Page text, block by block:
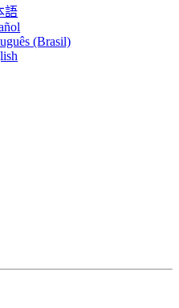
語
(Brasil)